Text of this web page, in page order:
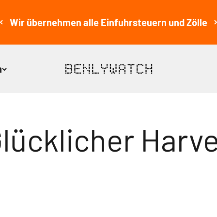
Wir übernehmen alle Einfuhrsteuern und Zölle
BENLYWATCH